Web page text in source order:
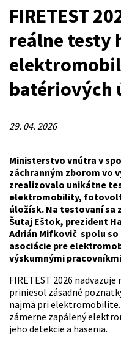
FIRETEST
reálne testy
batériových
29. 04. 2026
Ministerstvo vnútra v
záchranným zborom vo
zrealizovalo unikátne
elektromobility,
úložísk. Na testovaní sa
Šutaj Eštok, prezident
Adrián Mifkovič spolu
asociácie pre
výskumnými
FIRETEST 2026
priniesol zásadné
najmä pri
zámerne zapálený
jeho detekcie a hasenia.